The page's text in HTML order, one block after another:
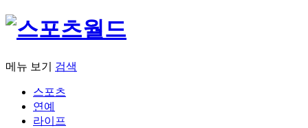
메뉴 보기 검색
스포츠
연예
라이프